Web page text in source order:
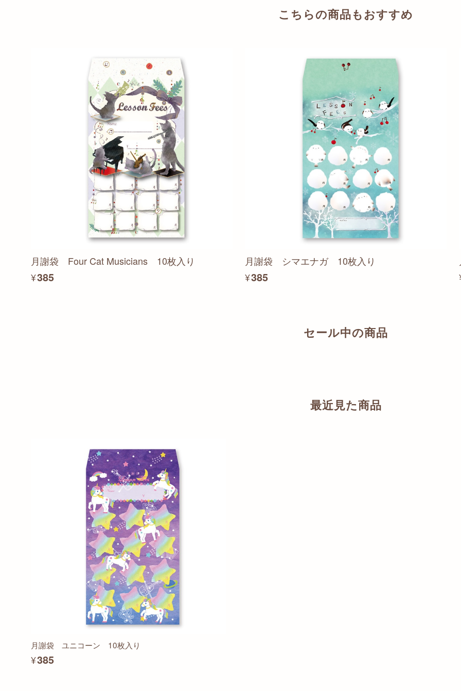
こちらの商品もおすすめ
月謝袋 Four Cat Musicians 10枚入り
¥385
月謝袋 シマエナガ 10枚入り
¥385
セール中の商品
最近見た商品
月謝袋 ユニコーン 10枚入り
¥385